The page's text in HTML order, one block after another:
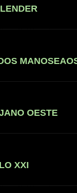
OESTE
XXI